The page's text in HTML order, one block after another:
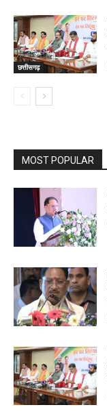
छत्तीसगढ़
MOST POPULAR